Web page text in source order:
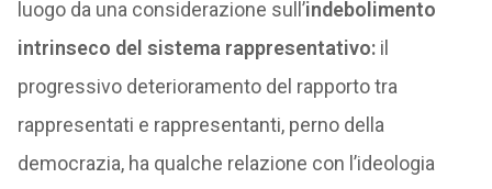
luogo da una considerazione sull’indebolimento
intrinseco del sistema rappresentativo:il
progressivo deterioramento del rapporto tra
rappresentati e rappresentanti, perno della
democrazia, ha qualche relazione con l’ideologia